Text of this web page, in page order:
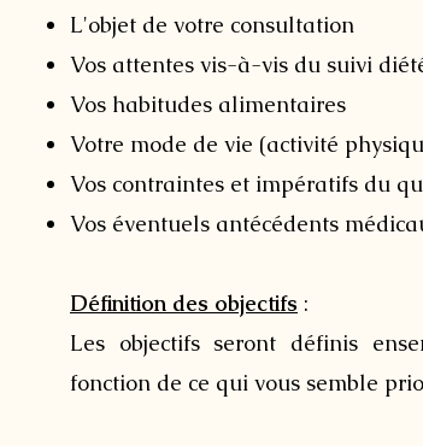
L'objet de votre consultation
Vos attentes vis-à-vis du suivi
Vos habitudes alimentaires
Votre mode de vie (activité
Vos contraintes et impératifs du
Vos éventuels antécédents
Définition des objectifs :
Les objectifs seront définis
fonction de ce qui vous semble